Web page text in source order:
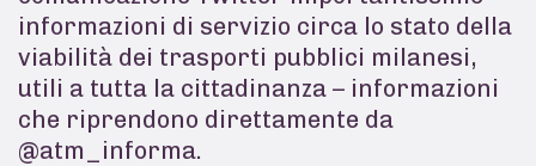
informazioni di servizio circa lo stato della
viabilità dei trasporti pubblici milanesi,
utili a tutta la cittadinanza – informazioni
che riprendono direttamente da
@atm_informa.